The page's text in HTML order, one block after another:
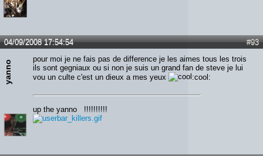
#93
04/09/2008 17:54:54
yanno
pour moi je ne fais pas de difference je les aimes tous les trois
ils sont gegniaux ou si non je suis un grand fan de steve je lui
vou un culte c'est un dieux a mes yeux
:cool:
up the yanno !!!!!!!!!!